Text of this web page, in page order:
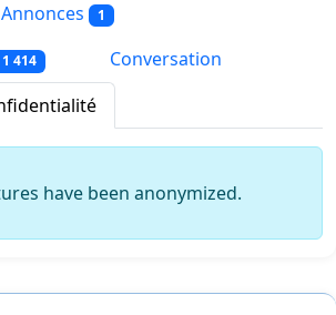
Annonces 1
1 414
Conversation
have been anonymized.